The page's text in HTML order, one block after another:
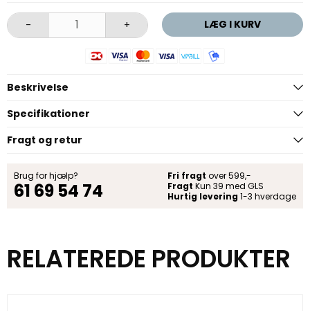
- + LÆG I KURV
Beskrivelse
Specifikationer
Fragt og retur
Brug for hjælp?
61 69 54 74
Fri fragt over 599,-
Fragt Kun 39 med GLS
Hurtig levering 1-3 hverdage
RELATEREDE PRODUKTER